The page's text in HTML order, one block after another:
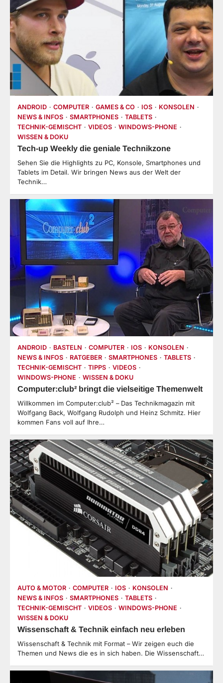
ANDROID COMPUTER GAMES & CO IOS
KONSOLEN
NEWS & INFOS
SMARTPHONES
TABLETS
TECHNIK-GEMISCHT
VIDEOS
WINDOWS-PHONE
WISSEN & DOKU
Tech-up Weekly die geniale Technikzone
Sehen Sie die Highlights zu PC, Konsole, Smartphones und
Tablets im Detail. Wir bringen News aus der Welt der
Technik…
ANDROID BASTELN COMPUTER IOS
KONSOLEN
NEWS & INFOS
RATGEBER SMARTPHONES
TABLETS
TECHNIK-GEMISCHT
TIPPS
VIDEOS
WINDOWS-PHONE
WISSEN & DOKU
Computer:club² bringt die vielseitige Themenwelt
Willkommen im Computer:club² – Das Technikmagazin mit
Wolfgang Back, Wolfgang Rudolph und Heinz Schmitz. Hier
kommen Fans voll auf Ihre…
AUTO & MOTOR COMPUTER IOS
KONSOLEN
NEWS & INFOS
SMARTPHONES
TABLETS
TECHNIK-GEMISCHT
VIDEOS
WINDOWS-PHONE
WISSEN & DOKU
Wissenschaft & Technik einfach neu erleben
Wissenschaft & Technik mit Format – Wir zeigen euch die
Themen und News die es in sich haben. Die Wissenschaft…